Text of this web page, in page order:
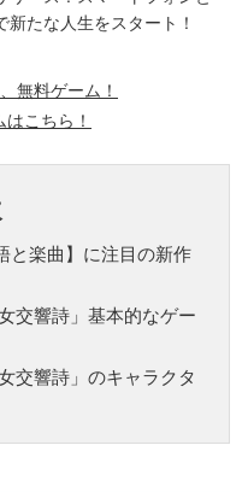
新たな人生をスタート！
無料ゲーム！
こちら！
と楽曲】に注目の新作
交響詩」基本的なゲー
交響詩」のキャラクタ